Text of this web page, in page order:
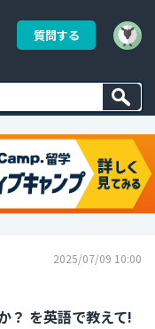
質問する
2025/07/09 10:00
？ を英語で教えて!